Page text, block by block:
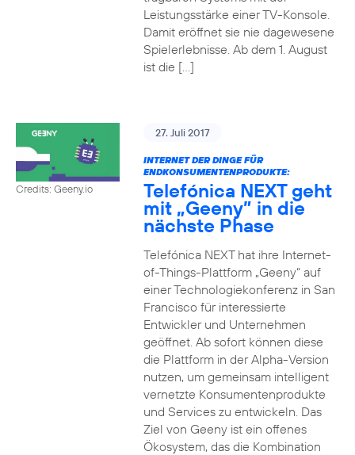
Leistungsstärke einer TV-Konsole.
Damit eröffnet sie nie dagewesene
Spielerlebnisse. Ab dem 1. August
ist die […]
Credits: Geeny.io
27. Juli 2017
INTERNET DER DINGE FÜR
ENDKONSUMENTENPRODUKTE:
Telefónica NEXT geht
mit „Geeny” in die
nächste Phase
Telefónica NEXT hat ihre Internet-
of-Things-Plattform „Geeny“ auf
einer Technologiekonferenz in San
Francisco für interessierte
Entwickler und Unternehmen
geöffnet. Ab sofort können diese
die Plattform in der Alpha-Version
nutzen, um gemeinsam intelligent
vernetzte Konsumentenprodukte
und Services zu entwickeln. Das
Ziel von Geeny ist ein offenes
Ökosystem, das die Kombination